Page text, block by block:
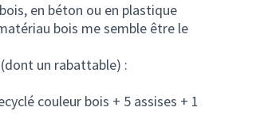
en béton ou en plastique
bois me semble être le
un rabattable) :
couleur bois + 5 assises + 1